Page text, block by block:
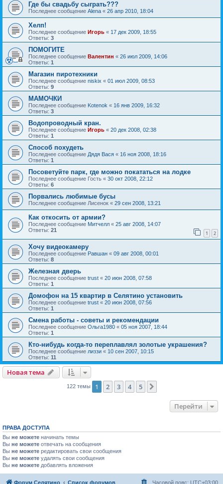
Где бы свадьбу сыграть???
Последнее сообщение Alena « 26 апр 2010, 18:04
Хелп!
Последнее сообщение Игорь « 17 дек 2009, 18:55
Ответы: 3
ПОМОГИТЕ
Последнее сообщение Валентин « 26 июл 2009, 14:06
Ответы: 1
Магазин пиротехники
Последнее сообщение niskix « 01 июл 2009, 08:53
Ответы: 9
МАМОЧКИ
Последнее сообщение Kotenok « 16 янв 2009, 16:32
Ответы: 3
Водопроводный кран.
Последнее сообщение Игорь « 20 дек 2008, 02:38
Ответы: 1
Способ похудеть
Последнее сообщение Дядя Вася « 16 ноя 2008, 18:16
Ответы: 1
Посоветуйте парк, где можно покататься на лодке
Последнее сообщение Гость « 30 окт 2008, 22:12
Ответы: 6
Порвались любимые бусы
Последнее сообщение Лисенок « 29 сен 2008, 13:21
Как откосить от армии?
Последнее сообщение Митчелл « 25 авг 2008, 14:07
Ответы: 21 1 2
Хочу видеокамеру
Последнее сообщение Равшан « 09 авг 2008, 00:01
Ответы: 8
Железная дверь
Последнее сообщение trust « 20 июн 2008, 07:58
Ответы: 1
Домофон на 15 квартир в Селятино установить
Последнее сообщение trust « 20 июн 2008, 07:56
Ответы: 1
Смена работы - советы и рекомендации
Последнее сообщение Ольга1980 « 05 ноя 2007, 18:44
Ответы: 1
Кто-нибудь когда-то переплавлял золотые украшения?
Последнее сообщение лиззи « 10 сен 2007, 10:15
Ответы: 11
Новая тема
122 темы 1 2 3 4 5
Перейти
ПРАВА ДОСТУПА
Вы не можете начинать темы
Вы не можете отвечать на сообщения
Вы не можете редактировать свои сообщения
Вы не можете удалять свои сообщения
Вы не можете добавлять вложения
Форум Селятино Список форумов Часовой пояс: UTC+03:00